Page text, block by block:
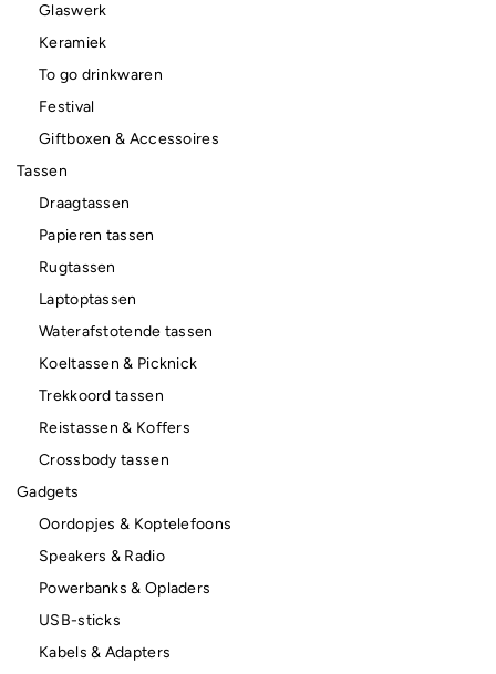
Glaswerk
Keramiek
To go drinkwaren
Festival
Giftboxen & Accessoires
Tassen
Draagtassen
Papieren tassen
Rugtassen
Laptoptassen
Waterafstotende tassen
Koeltassen & Picknick
Trekkoord tassen
Reistassen & Koffers
Crossbody tassen
Gadgets
Oordopjes & Koptelefoons
Speakers & Radio
Powerbanks & Opladers
USB-sticks
Kabels & Adapters